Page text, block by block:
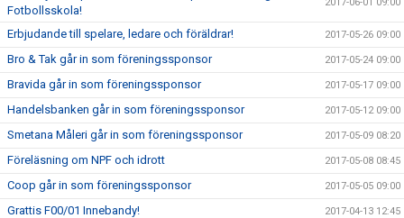
Fotbollsskola!
Erbjudande till spelare, ledare och föräldrar! 2017-05-26 09:00
Bro & Tak går in som föreningssponsor 2017-05-24 09:00
Bravida går in som föreningssponsor 2017-05-17 09:00
Handelsbanken går in som föreningssponsor 2017-05-12 09:00
Smetana Måleri går in som föreningssponsor 2017-05-09 08:20
Föreläsning om NPF och idrott 2017-05-08 08:45
Coop går in som föreningssponsor 2017-05-05 09:00
Grattis F00/01 Innebandy! 2017-04-13 12:45